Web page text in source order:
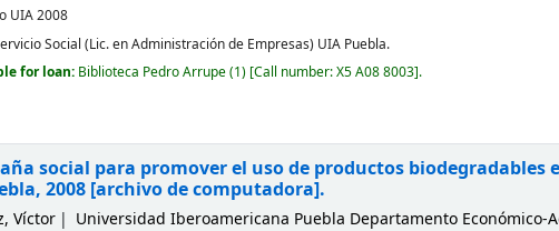
UIA2008
Social (Lic. en Administración de Empresas) UIA Puebla.
for loan: Biblioteca Pedro Arrupe(1) Call number:X5 A08 8003 .
social para promover el uso de productos biodegradables
2008 [archivo de computadora].
Víctor Universidad Iberoamericana Puebla Departamento Económico-